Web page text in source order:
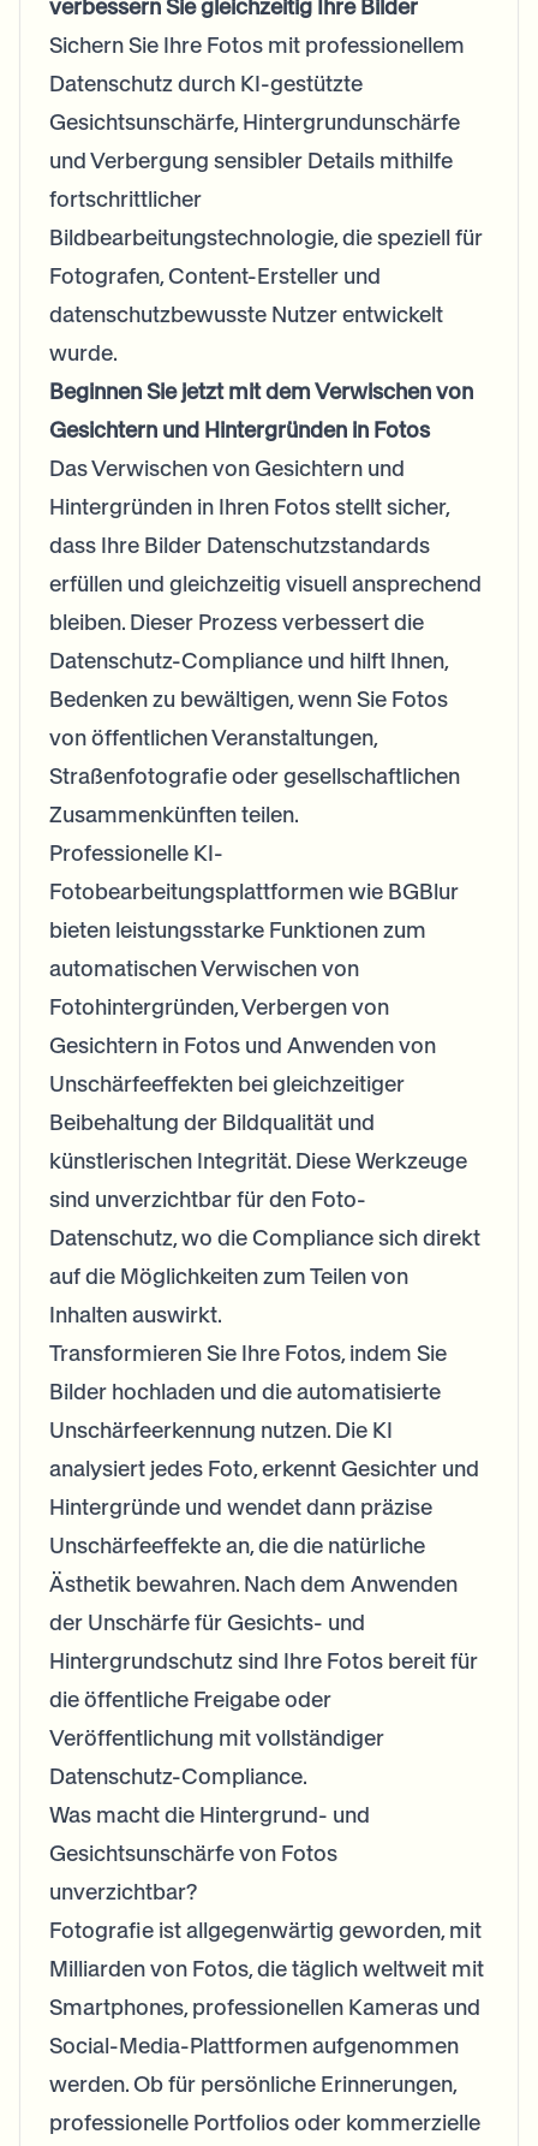
Face Swap - Video
Video intelligence
Bulk Video Blur
Process many videos in one run
High-throughput pipelines
Enterprise zones, policies, and review
Automate uploads, jobs, and webhooks
Contact form
Video intelligence
verbessern Sie gleichzeitig Ihre Bilder
Sichern Sie Ihre Fotos mit professionellem
Datenschutz durch KI-gestützte
Gesichtsunschärfe, Hintergrundunschärfe
und Verbergung sensibler Details mithilfe
fortschrittlicher
Bildbearbeitungstechnologie, die speziell für
Fotografen, Content-Ersteller und
datenschutzbewusste Nutzer entwickelt
wurde.
Beginnen Sie jetzt mit dem Verwischen von
Gesichtern und Hintergründen in Fotos
Das Verwischen von Gesichtern und
Hintergründen in Ihren Fotos stellt sicher,
dass Ihre Bilder Datenschutzstandards
erfüllen und gleichzeitig visuell ansprechend
bleiben. Dieser Prozess verbessert die
Datenschutz-Compliance und hilft Ihnen,
Bedenken zu bewältigen, wenn Sie Fotos
von öffentlichen Veranstaltungen,
Straßenfotografie oder gesellschaftlichen
Zusammenkünften teilen.
Professionelle KI-
Fotobearbeitungsplattformen wie BGBlur
bieten leistungsstarke Funktionen zum
automatischen Verwischen von
Fotohintergründen, Verbergen von
Gesichtern in Fotos und Anwenden von
Unschärfeeffekten bei gleichzeitiger
Beibehaltung der Bildqualität und
künstlerischen Integrität. Diese Werkzeuge
sind unverzichtbar für den Foto-
Datenschutz, wo die Compliance sich direkt
auf die Möglichkeiten zum Teilen von
Inhalten auswirkt.
Transformieren Sie Ihre Fotos, indem Sie
Bilder hochladen und die automatisierte
Unschärfeerkennung nutzen. Die KI
analysiert jedes Foto, erkennt Gesichter und
Hintergründe und wendet dann präzise
Unschärfeeffekte an, die die natürliche
Ästhetik bewahren. Nach dem Anwenden
der Unschärfe für Gesichts- und
Hintergrundschutz sind Ihre Fotos bereit für
die öffentliche Freigabe oder
Veröffentlichung mit vollständiger
Datenschutz-Compliance.
Was macht die Hintergrund- und
Gesichtsunschärfe von Fotos
unverzichtbar?
Fotografie ist allgegenwärtig geworden, mit
Milliarden von Fotos, die täglich weltweit mit
Smartphones, professionellen Kameras und
Social-Media-Plattformen aufgenommen
werden. Ob für persönliche Erinnerungen,
professionelle Portfolios oder kommerzielle